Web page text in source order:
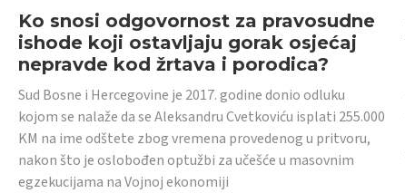
Ko snosi odgovornost za pravosudne
ishode koji ostavljaju gorak osjećaj
nepravde kod žrtava i porodica?
Sud Bosne i Hercegovine je 2017. godine donio odluku
kojom se nalaže da se Aleksandru Cvetkoviću isplati 255.000
KM na ime odštete zbog vremena provedenog u pritvoru,
nakon što je oslobođen optužbi za učešće u masovnim
egzekucijama na Vojnoj ekonomiji